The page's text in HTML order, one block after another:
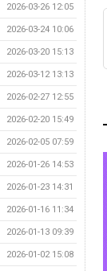
2026-03-26 12:05
2026-03-24 10:06
2026-03-20 15:13
2026-03-12 13:13
2026-02-27 12:55
2026-02-20 15:49
2026-02-05 07:59
2026-01-26 14:53
2026-01-23 14:31
2026-01-16 11:34
2026-01-13 09:39
2026-01-02 15:08